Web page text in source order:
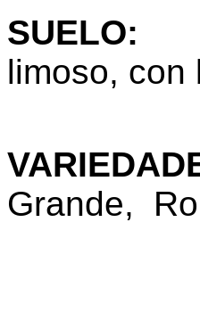
SUELO:
limoso, con
PH
Grande,
Walte,